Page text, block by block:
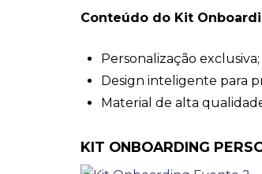
Conteúdo do Kit
Personalização exclusiva;
Design inteligente para
Material de alta
KIT ONBOARDING